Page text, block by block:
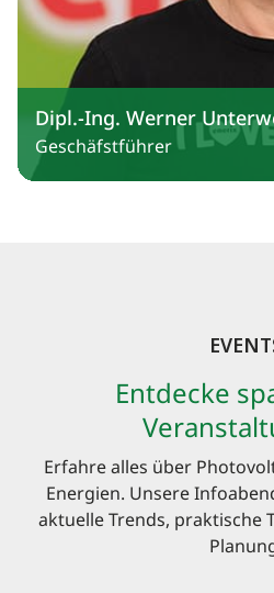
Dipl.-Ing. Werner
Geschäfstführer
Entdecke
Erfahre alles über
Energien. Unsere
aktuelle Trends, praktische